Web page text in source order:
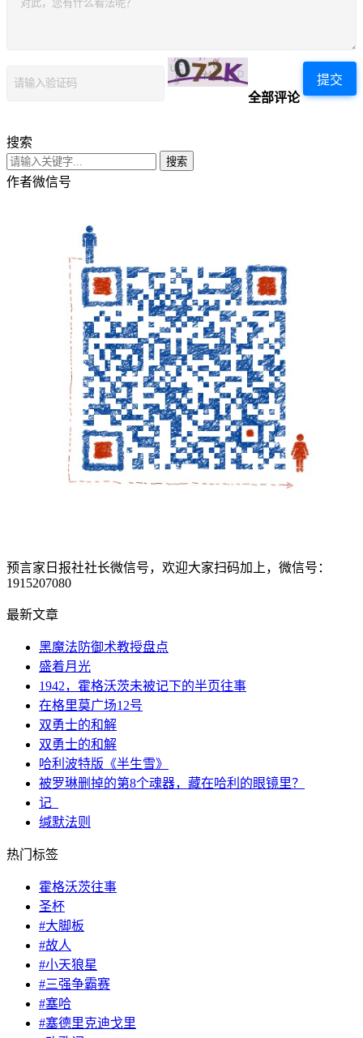
提交
全部评论
搜索
搜索
作者微信号
预言家日报社社长微信号，欢迎大家扫码加上，微信号：
1915207080
最新文章
黑魔法防御术教授盘点
盛着月光
1942，霍格沃茨未被记下的半页往事
在格里莫广场12号
双勇士的和解
双勇士的和解
哈利波特版《半生雪》
被罗琳删掉的第8个魂器，藏在哈利的眼镜里？
记_
缄默法则
热门标签
霍格沃茨往事
圣杯
#大脚板
#故人
#小天狼星
#三强争霸赛
#塞哈
#塞德里克迪戈里